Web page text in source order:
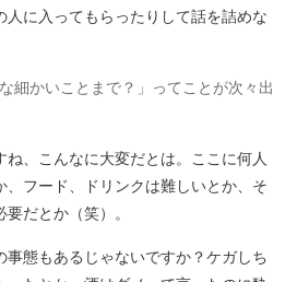
に入ってもらったりして話を詰めな
細かいことまで？」ってことが次々出
ね、こんなに大変だとは。ここに何人
フード、ドリンクは難しいとか、そ
だとか（笑）。
事態もあるじゃないですか？ケガしち